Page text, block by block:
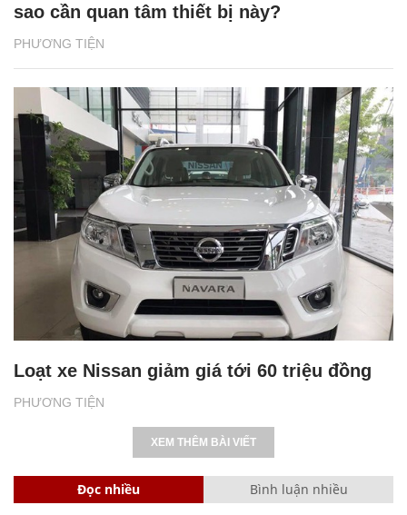
PHƯƠNG TIỆN
sao cần quan tâm thiết bị này?
PHƯƠNG TIỆN
Loạt xe Nissan giảm giá tới 60 triệu đồng
XEM THÊM BÀI VIẾT
Đọc nhiều Bình luận nhiều